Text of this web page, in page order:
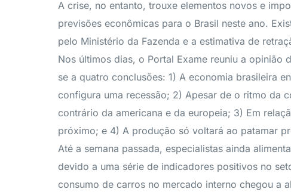
A crise, no entanto, trouxe elementos novos e
previsões econômicas para o Brasil neste ano.
pelo Ministério da Fazenda e a estimativa de
Nos últimos dias, o Portal Exame reuniu a opinião
se a quatro conclusões: 1) A economia brasileira
configura uma recessão; 2) Apesar de o ritmo da
contrário da americana e da europeia; 3) Em
próximo; e 4) A produção só voltará ao patamar
Até a semana passada, especialistas ainda
devido a uma série de indicadores positivos no
consumo de carros no mercado interno chegou a